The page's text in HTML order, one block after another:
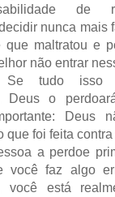
de
nunca mais
que maltratou e
não entrar
Se tudo
Deus o
Deus
que foi feita
a perdoe
você faz algo
você está